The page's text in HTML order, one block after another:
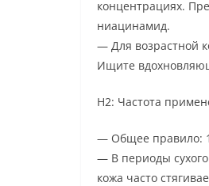
концентрациях.
ниацинамид.
— Для возрастной
Ищите
H2: Частота
— Общее правило:
— В периоды
кожа часто